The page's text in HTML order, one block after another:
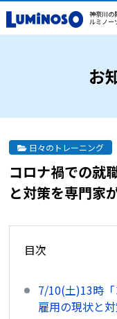
神奈川の
ルミノー
お
日々のトレーニング
コロナ禍での就
と対策を専門家
目次
7/10(土)13時
雇用の現状と対